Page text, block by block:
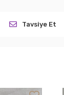
Tavsiye Et